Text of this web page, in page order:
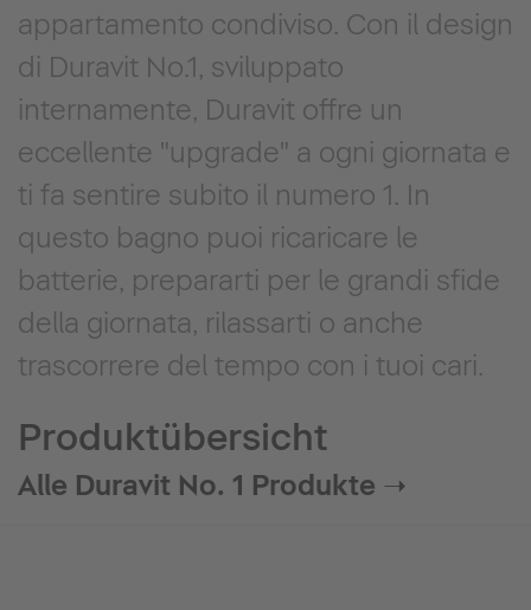
appartamento condiviso. Con il design
di Duravit No.1, sviluppato
internamente, Duravit offre un
eccellente "upgrade" a ogni giornata e
ti fa sentire subito il numero 1. In
questo bagno puoi ricaricare le
batterie, prepararti per le grandi sfide
della giornata, rilassarti o anche
trascorrere del tempo con i tuoi cari.
Produktübersicht
Alle Duravit No. 1 Produkte ➝